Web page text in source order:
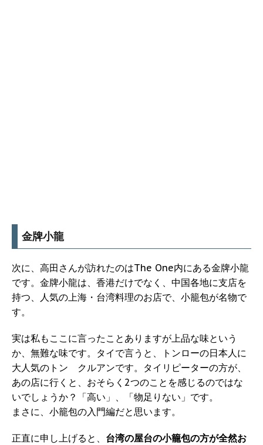
金牌小龍
次に、高田さんが訪れたのはThe One内にある金牌小龍
です。金牌小龍は、香港だけでなく、中国各地に支店を
持つ、人気の上海・台湾料理のお店で、小籠包が名物で
す。
実は私もここに言ったことありますが上品な味という
か、無難な味です。タイで言うと、トンローの日本人に
大人気のトン クルアンです。タイリピーターの方が、
あの店に行くと、おそらく2つのことを感じるのではな
いでしょうか？「高い」、「物足りない」です。
まさに、小籠包の入門編だと思います。
正直に申し上げると、 台湾の屋台の小籠包の方が全然お